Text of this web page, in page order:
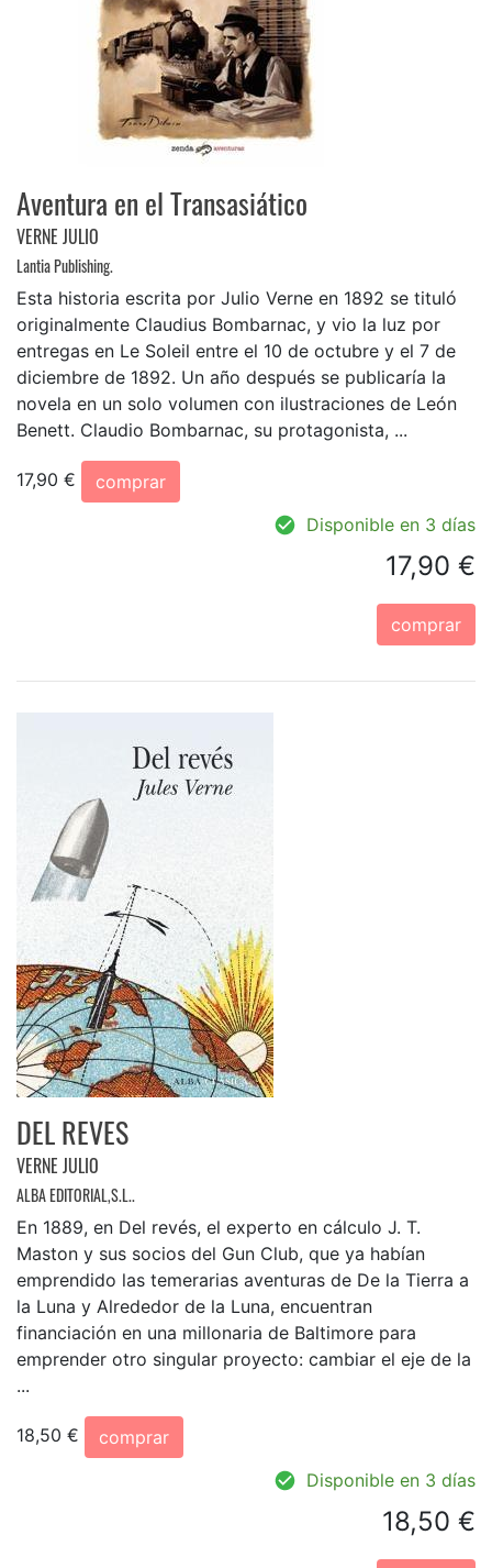
Aventura en el Transasiático
VERNE JULIO
Lantia Publishing.
Esta historia escrita por Julio Verne en 1892 se tituló
originalmente Claudius Bombarnac, y vio la luz por
entregas en Le Soleil entre el 10 de octubre y el 7 de
diciembre de 1892. Un año después se publicaría la
novela en un solo volumen con ilustraciones de León
Benett. Claudio Bombarnac, su protagonista, ...
17,90 €
comprar
Disponible en 3 días
17,90 €
comprar
DEL REVES
VERNE JULIO
ALBA EDITORIAL,S.L..
En 1889, en Del revés, el experto en cálculo J. T.
Maston y sus socios del Gun Club, que ya habían
emprendido las temerarias aventuras de De la Tierra a
la Luna y Alrededor de la Luna, encuentran
financiación en una millonaria de Baltimore para
emprender otro singular proyecto: cambiar el eje de la
...
18,50 €
comprar
Disponible en 3 días
18,50 €